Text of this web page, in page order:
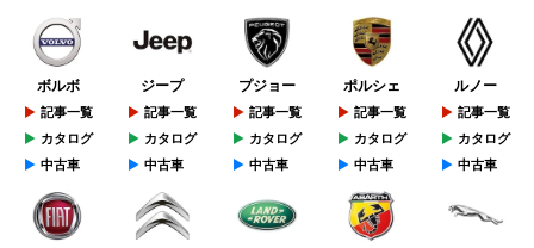
ボルボ
記事一覧
カタログ
中古車
ジープ
記事一覧
カタログ
中古車
プジョー
記事一覧
カタログ
中古車
ポルシェ
記事一覧
カタログ
中古車
ルノー
記事一覧
カタログ
中古車